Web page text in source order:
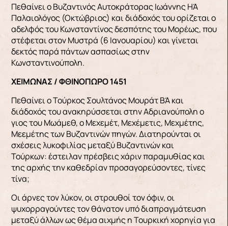
Πεθαίνει ο Βυζαντινός Αυτοκράτορας Ιωάννης ΗΆ
Παλαιολόγος (Οκτώβριος) και διάδοχός του ορίζεται ο
αδελφός του Κωνσταντίνος δεσπότης του Μορέως, που
στέφεται στον Μυστρά (6 Ιανουαρίου) και γίνεται
δεκτός παρά πάντων ασπασίως στην
Κωνσταντινούπολη.
ΧΕΙΜΩΝΑΣ / ΦΘΙΝΟΠΩΡΟ 1451
Πεθαίνει ο Τούρκος Σουλτάνος Μουράτ ΒΆ και
διάδοχός του ανακηρύσσεται στην Αδριανούπολη ο
γιος του Μωάμεθ, ο Μεχεμέτ, Μεχέμετις, Μεχμέτης,
Μεεμέτης των Βυζαντινών πηγών. Διατηρούνται οι
σχέσεις λυκοφιλίας μεταξύ Βυζαντινών και
Τούρκων: έστειλαν πρέσβεις χάριν παραμυθίας και
της αρχής την καθεδρίαν προσαγορεύσοντες, τίνες
τίνα;
Οι άρνες τον λύκον, οι στρουθοί τον όφιν, οι
ψυχορραγούντες τον θάνατον υπό διαπραγμάτευση
μεταξύ άλλων ως θέμα αιχμής η Τουρκική χορηγία για